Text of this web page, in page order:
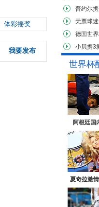
体彩摇奖
我要发布
普约尔
无票球
德国世
小贝携3
世界杯
阿根廷国
夏奇拉激